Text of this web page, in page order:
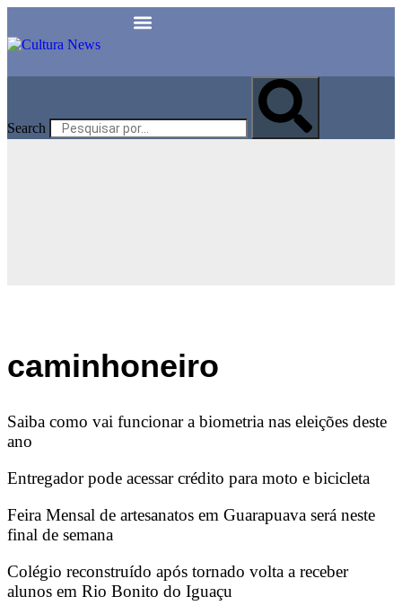
Search
caminhoneiro
Saiba como vai funcionar a biometria nas eleições deste
ano
Entregador pode acessar crédito para moto e bicicleta
Feira Mensal de artesanatos em Guarapuava será neste
final de semana
Colégio reconstruído após tornado volta a receber
alunos em Rio Bonito do Iguaçu